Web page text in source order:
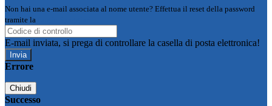
Non hai una e-mail associata al nome utente? Effettua il reset della password
tramite la
E-mail inviata, si prega di controllare la casella di posta elettronica!
Errore
Chiudi
Successo